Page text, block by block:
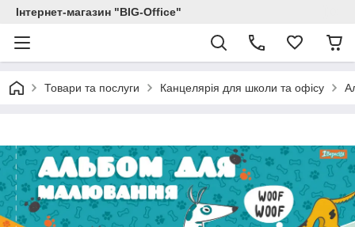
Інтернет-магазин "BIG-Office"
Товари та послуги Канцелярія для школи та офісу